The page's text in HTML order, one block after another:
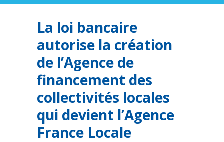
La loi bancaire
autorise la création
de l’Agence de
financement des
collectivités locales
qui devient l’Agence
France Locale